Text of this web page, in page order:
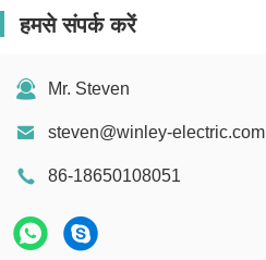
हमसे संपर्क करें
Mr. Steven
steven@winley-electric.com
86-18650108051